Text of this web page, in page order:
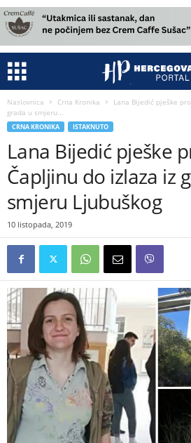
Naslovnica Crna Kronika
Lana Bijedić pješke
grada u smjeru...
CRNA KRONIKA ISTAKNUTO
Lana Bijedić pješke
Čapljinu do izlaza iz
smjeru Ljubuškog
10 listopada, 2019